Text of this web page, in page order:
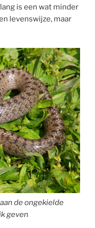
is een wat minder
levenswijze, maar
de ongekielde
geven